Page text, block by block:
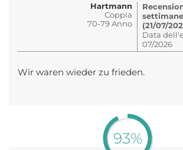
Hartmann
Coppia
70-79 Anno
(21/07/
Data
07/2026
Wir waren wieder zu frieden.
93%